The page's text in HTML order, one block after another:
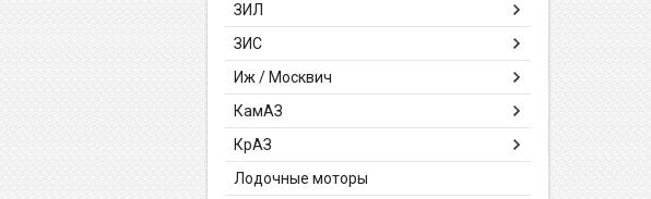
ЗИЛ
ЗИС
Иж / Москвич
КамАЗ
КрАЗ
Лодочные моторы